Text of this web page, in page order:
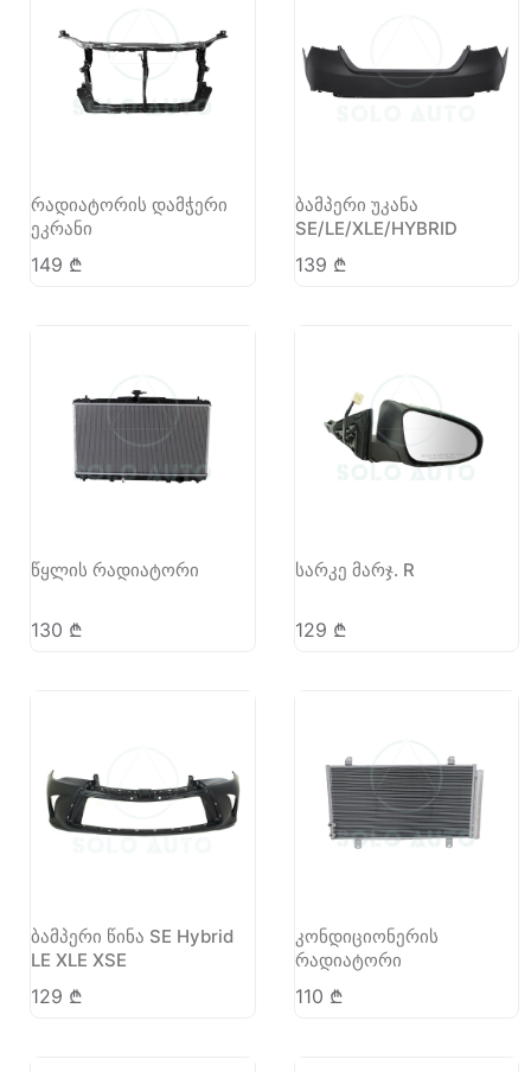
რადიატორის დამჭერი
ეკრანი
149 ₾
ბამპერი უკანა
SE/LE/XLE/HYBRID
139 ₾
წყლის რადიატორი
130 ₾
სარკე მარჯ. R
129 ₾
ბამპერი წინა SE Hybrid
LE XLE XSE
129 ₾
კონდიციონერის
რადიატორი
110 ₾